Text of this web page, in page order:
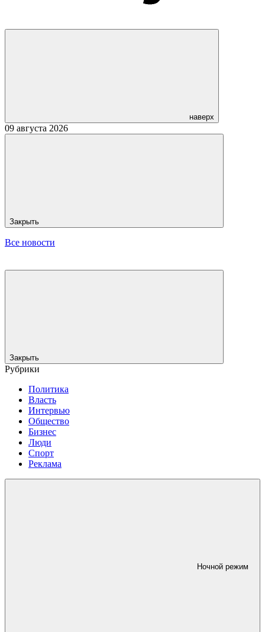
наверх
09 августа 2026
Закрыть
Все новости
Закрыть
Рубрики
Политика
Власть
Интервью
Общество
Бизнес
Люди
Спорт
Реклама
Ночной режим